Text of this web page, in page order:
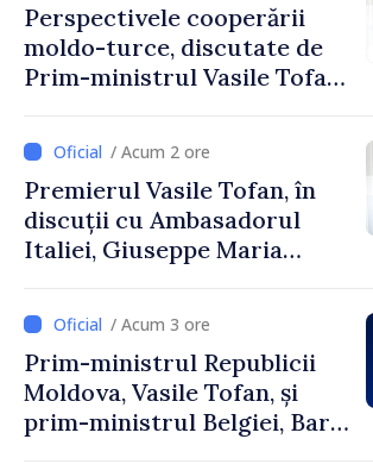
Perspectivele cooperării
moldo-turce, discutate de
Prim-ministrul Vasile Tofan
Uygar Mustafa Sertel
/ Acum 2 ore
Premierul Vasile Tofan, în
discuții cu Ambasadorul
Italiei, Giuseppe Maria
/ Acum 3 ore
Prim-ministrul Republicii
Moldova, Vasile Tofan, și
prim-ministrul Belgiei, Bart